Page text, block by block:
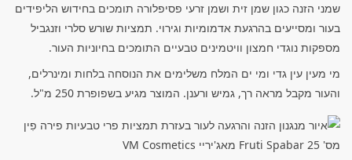
שמני הזנה כגון שמן זית ושמן זרעי פסיפלורה תומכים בחידוש הליפידים
בעור ומסייעים בהרגעת אדמומיות וגירוי. תמציות שורש סלרי וזנגביל
מספקות נוגדי חמצון וויטמינים טבעיים התומכים בחיוניות העור.
מי מעין עין גדי ומי ים המלח משלימים את הנוסחה בלחות ומינרלים,
והעור מקבל מראה רך, גמיש ורענן. המוצר מגיע בשפופרת 250 מ"ל.